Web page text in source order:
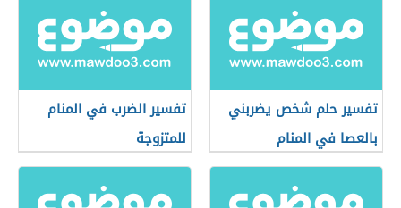
تفسير حلم شخص يضربني
بالعصا في المنام
تفسير الضرب في المنام
للمتزوجة